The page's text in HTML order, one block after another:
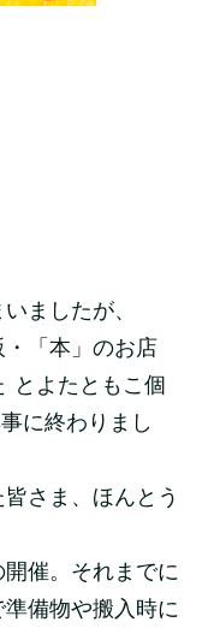
ましたが、
「本」のお店
とよたともこ個
に終わりまし
さま、ほんとう
催。それまでに
備物や搬入時に